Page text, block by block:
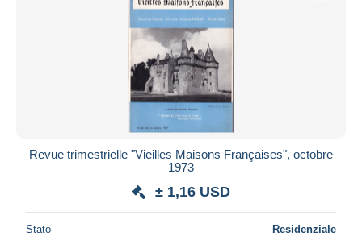
Revue trimestrielle "Vieilles Maisons Françaises", octobre
1973
± 1,16 USD
Stato Residenziale